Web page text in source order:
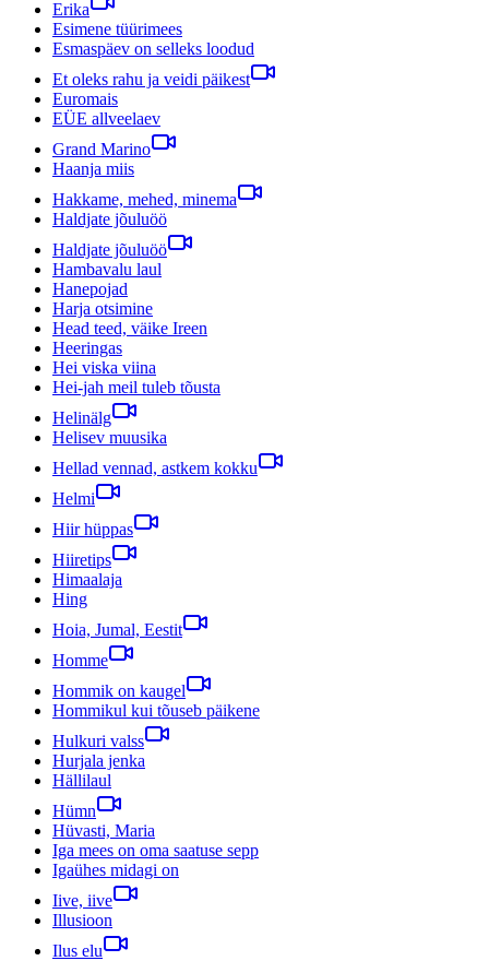
Erika
Esimene tüürimees
Esmaspäev on selleks loodud
Et oleks rahu ja veidi päikest
Euromais
EÜE allveelaev
Grand Marino
Haanja miis
Hakkame, mehed, minema
Haldjate jõuluöö
Haldjate jõuluöö
Hambavalu laul
Hanepojad
Harja otsimine
Head teed, väike Ireen
Heeringas
Hei viska viina
Hei-jah meil tuleb tõusta
Helinälg
Helisev muusika
Hellad vennad, astkem kokku
Helmi
Hiir hüppas
Hiiretips
Himaalaja
Hing
Hoia, Jumal, Eestit
Homme
Hommik on kaugel
Hommikul kui tõuseb päikene
Hulkuri valss
Hurjala jenka
Hällilaul
Hümn
Hüvasti, Maria
Iga mees on oma saatuse sepp
Igaühes midagi on
Iive, iive
Illusioon
Ilus elu